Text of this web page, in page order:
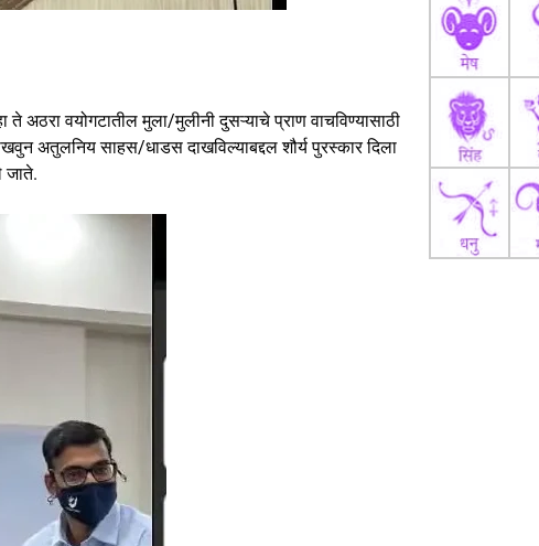
अठरा वयोगटातील मुला/मुलीनी दुसऱ्याचे प्राण वाचविण्यासाठी
अतुलनिय साहस/धाडस दाखविल्याबद्दल शौर्य पुरस्कार दिला
जाते.